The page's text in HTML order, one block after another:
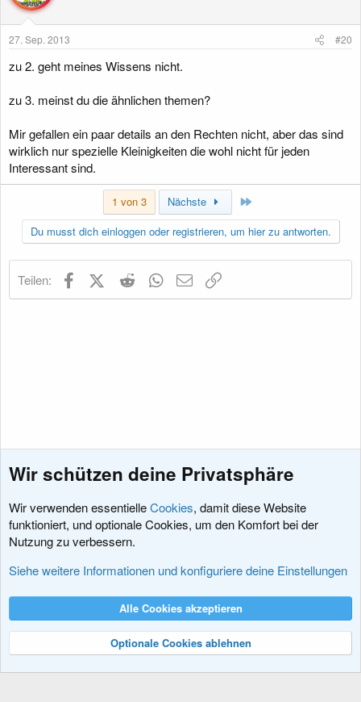
27. Sep. 2013 #20
zu 2. geht meines Wissens nicht.
zu 3. meinst du die ähnlichen themen?
Mir gefallen ein paar details an den Rechten nicht, aber das sind
wirklich nur spezielle Kleinigkeiten die wohl nicht für jeden
Interessant sind.
1 von 3 Nächste
Du musst dich einloggen oder registrieren, um hier zu antworten.
Teilen: FacebookX (Twitter)
Reddit WhatsApp
E-Mail
Fragen vor dem Kauf
Nutzungsbedingungen Datenschutz
R
Community platform by XenForo® © 2010-2024 XenForo Ltd.
Wir schützen deine Privatsphäre
Wir verwenden essentielleCookies, damit diese Website
funktioniert, und optionale Cookies, um den Komfort bei der
Nutzung zu verbessern.
Siehe weitere Informationen und konfiguriere deine Einstellungen
Alle Cookies akzeptieren
Optionale Cookies ablehnen